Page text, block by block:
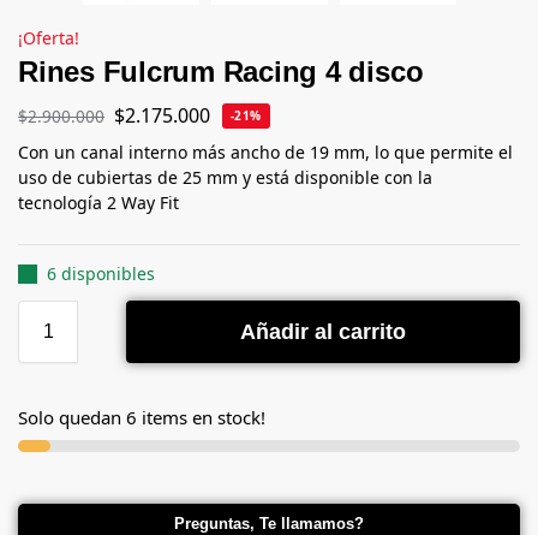
¡Oferta!
Rines Fulcrum Racing 4 disco
$2.900.000 $2.175.000 -21%
Con un canal interno más ancho de 19 mm, lo que permite el
uso de cubiertas de 25 mm y está disponible con la
tecnología 2 Way Fit
6 disponibles
Añadir al carrito
Solo quedan 6 items en stock!
Preguntas, Te llamamos?